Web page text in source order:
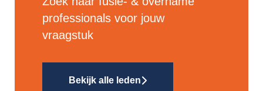
professionals voor jouw
vraagstuk
Bekijk alle leden